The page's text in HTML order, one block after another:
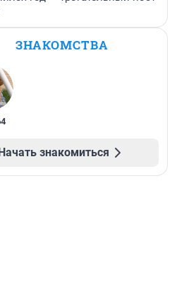
ЗНАКОМСТВА
знакомиться